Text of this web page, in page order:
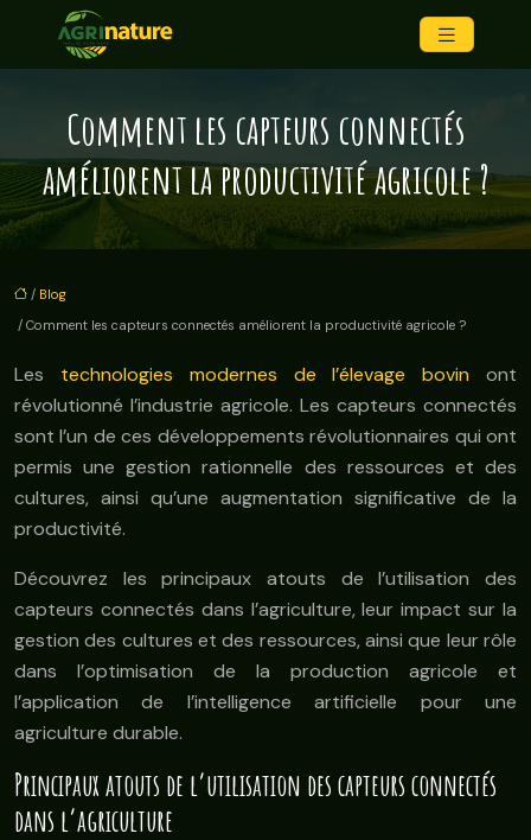
Comment les capteurs connectés
améliorent la productivité agricole ?
/ Blog
/ Comment les capteurs connectés améliorent la productivité agricole ?
Les technologies modernes de l’élevage bovin ont
révolutionné l’industrie agricole. Les capteurs connectés
sont l’un de ces développements révolutionnaires qui ont
permis une gestion rationnelle des ressources et des
cultures, ainsi qu’une augmentation significative de la
productivité.
Découvrez les principaux atouts de l’utilisation des
capteurs connectés dans l’agriculture, leur impact sur la
gestion des cultures et des ressources, ainsi que leur rôle
dans l’optimisation de la production agricole et
l’application de l’intelligence artificielle pour une
agriculture durable.
Principaux atouts de l’utilisation des capteurs connectés
dans l’agriculture